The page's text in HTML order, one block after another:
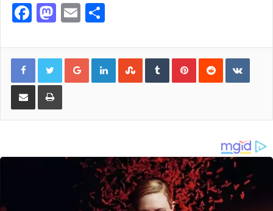
F
c
b
o
M
st
d
o
E
ai
l
ar
e
Google+LinkedInStumbleUpon
TumblrPinterestReddit
Share via Email Print